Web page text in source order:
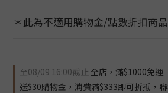
＊此為不適用購物金/點數折扣商品
至08/09 16:00截止 全店，滿$1000免運
送$30購物金，消費滿$333即可折抵，